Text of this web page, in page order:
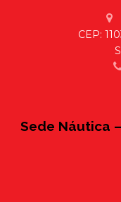
CEP:
Sede Náutica